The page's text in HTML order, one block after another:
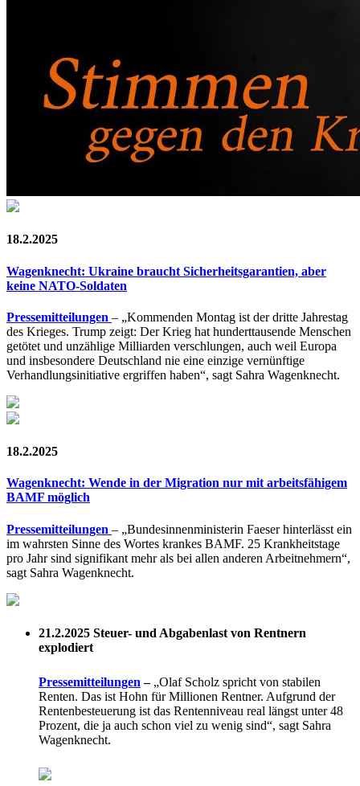
18.2.2025
Wagenknecht: Ukraine braucht Sicherheitsgarantien, aber
keine NATO-Soldaten
Pressemitteilungen – „Kommenden Montag ist der dritte Jahrestag
des Krieges. Trump zeigt: Der Krieg hat hunderttausende Menschen
getötet und unzählige Milliarden verschlungen, auch weil Europa
und insbesondere Deutschland nie eine einzige vernünftige
Verhandlungsinitiative ergriffen haben“, sagt Sahra Wagenknecht.
18.2.2025
Wagenknecht: Wende in der Migration nur mit arbeitsfähigem
BAMF möglich
Pressemitteilungen – „Bundesinnenministerin Faeser hinterlässt ein
im wahrsten Sinne des Wortes krankes BAMF. 25 Krankheitstage
pro Jahr sind signifikant mehr als bei allen anderen Arbeitnehmern“,
sagt Sahra Wagenknecht.
21.2.2025 Steuer- und Abgabenlast von Rentnern
explodiert
Pressemitteilungen –„Olaf Scholz spricht von stabilen
Renten. Das ist Hohn für Millionen Rentner. Aufgrund der
Rentenbesteuerung ist das Rentenniveau real längst unter 48
Prozent, die ja auch schon viel zu wenig sind“, sagt Sahra
Wagenknecht.